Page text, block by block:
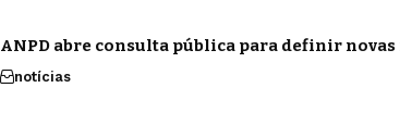
ANPD abre consulta pública para definir
notícias